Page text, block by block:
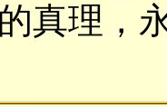
真理，